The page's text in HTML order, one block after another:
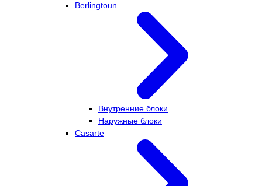
Berlingtoun
Внутренние блоки
Наружные блоки
Casarte